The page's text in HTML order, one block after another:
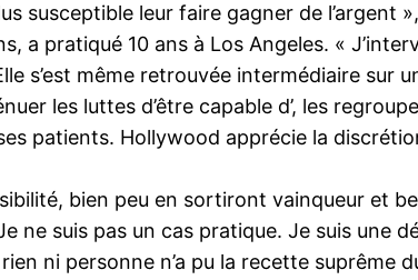
susceptible leur faire gagner de
a pratiqué 10 ans à Los Angeles. «
s’est même retrouvée intermédiaire sur
les luttes d’être capable d’, les
patients. Hollywood apprécie la
bien peu en sortiront vainqueur et
ne suis pas un cas pratique. Je suis une
ni personne n’a pu la recette